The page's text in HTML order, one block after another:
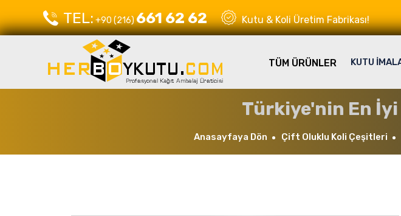
TEL:+90 (216)661 62 62 Kutu & Koli Üretim Fabrikası!
TÜM ÜRÜNLER KUTU
Türkiye'nin En
Anasayfaya Dön Çift Oluklu Koli Çeşitleri